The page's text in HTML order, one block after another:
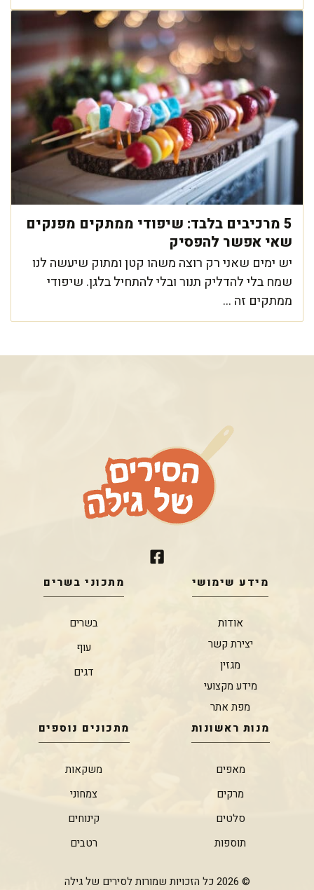
5 מרכיבים בלבד: שיפודי ממתקים מפנקים
שאי אפשר להפסיק
יש ימים שאני רק רוצה משהו קטן ומתוק שיעשה לנו
שמח בלי להדליק תנור ובלי להתחיל בלגן. שיפודי
ממתקים זה ...
מידע שימושי
אודות
יצירת קשר
מגזין
מידע מקצועי
מפת אתר
מתכוני בשרים
בשרים
עוף
דגים
מנות ראשונות
מאפים
מרקים
סלטים
תוספות
מתכונים נוספים
משקאות
צמחוני
קינוחים
רטבים
© 2026 כל הזכויות שמורות לסירים של גילה